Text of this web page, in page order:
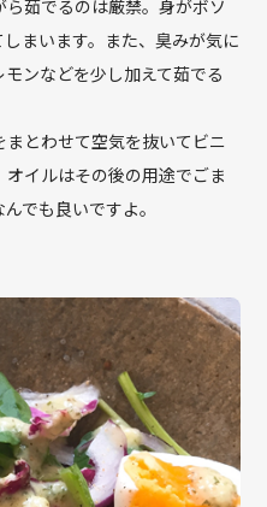
茹でるのは厳禁。身がボソ
まいます。また、臭みが気に
ンなどを少し加えて茹でる
とわせて空気を抜いてビニ
イルはその後の用途でごま
でも良いですよ。